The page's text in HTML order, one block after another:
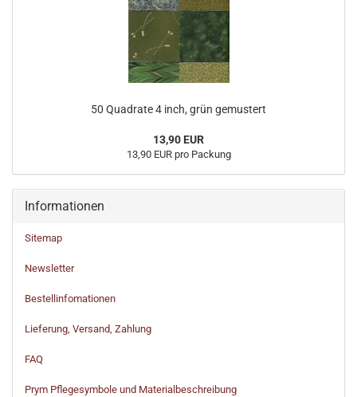
50 Quadrate 4 inch, grün gemustert
13,90 EUR
13,90 EUR pro Packung
Informationen
Sitemap
Newsletter
Bestellinfomationen
Lieferung, Versand, Zahlung
FAQ
Prym Pflegesymbole und Materialbeschreibung